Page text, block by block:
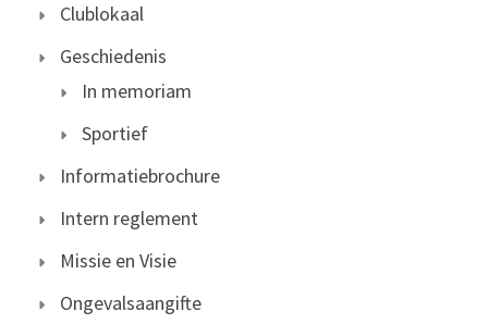
Clublokaal
Geschiedenis
In memoriam
Sportief
Informatiebrochure
Intern reglement
Missie en Visie
Ongevalsaangifte